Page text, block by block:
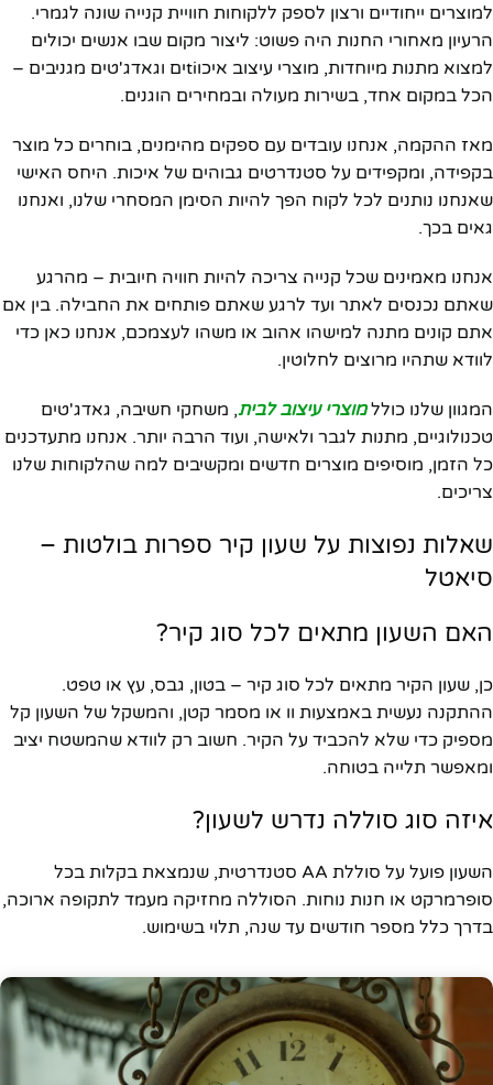
למוצרים ייחודיים ורצון לספק ללקוחות חוויית קנייה שונה לגמרי.
הרעיון מאחורי החנות היה פשוט: ליצור מקום שבו אנשים יכולים
למצוא מתנות מיוחדות, מוצרי עיצוב איכוtiים וגאדג'טים מגניבים –
הכל במקום אחד, בשירות מעולה ובמחירים הוגנים.
מאז ההקמה, אנחנו עובדים עם ספקים מהימנים, בוחרים כל מוצר
בקפידה, ומקפידים על סטנדרטים גבוהים של איכות. היחס האישי
שאנחנו נותנים לכל לקוח הפך להיות הסימן המסחרי שלנו, ואנחנו
גאים בכך.
אנחנו מאמינים שכל קנייה צריכה להיות חוויה חיובית – מהרגע
שאתם נכנסים לאתר ועד לרגע שאתם פותחים את החבילה. בין אם
אתם קונים מתנה למישהו אהוב או משהו לעצמכם, אנחנו כאן כדי
לוודא שתהיו מרוצים לחלוטין.
המגוון שלנו כוללמוצרי עיצוב לבית, משחקי חשיבה, גאדג'טים
טכנולוגיים, מתנות לגבר ולאישה, ועוד הרבה יותר. אנחנו מתעדכנים
כל הזמן, מוסיפים מוצרים חדשים ומקשיבים למה שהלקוחות שלנו
צריכים.
שאלות נפוצות על שעון קיר ספרות בולטות –
סיאטל
האם השעון מתאים לכל סוג קיר?
כן, שעון הקיר מתאים לכל סוג קיר – בטון, גבס, עץ או טפט.
ההתקנה נעשית באמצעות וו או מסמר קטן, והמשקל של השעון קל
מספיק כדי שלא להכביד על הקיר. חשוב רק לוודא שהמשטח יציב
ומאפשר תלייה בטוחה.
איזה סוג סוללה נדרש לשעון?
השעון פועל על סוללת AA סטנדרטית, שנמצאת בקלות בכל
סופרמרקט או חנות נוחות. הסוללה מחזיקה מעמד לתקופה ארוכה,
בדרך כלל מספר חודשים עד שנה, תלוי בשימוש.